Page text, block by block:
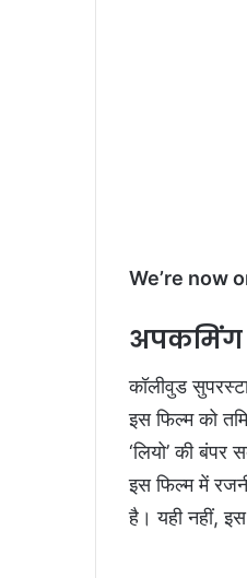
We’re now
अपकमिंग
कॉलीवुड
इस फिल्म को
‘लियो’ की
इस फिल्म में
है। यही नहीं,